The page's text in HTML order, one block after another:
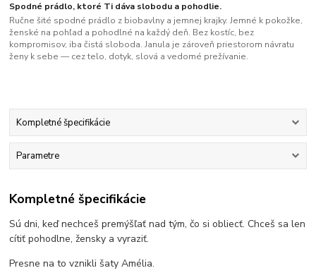
Spodné prádlo, ktoré Ti dáva slobodu a pohodlie.
Ručne šité spodné prádlo z biobavlny a jemnej krajky. Jemné k pokožke,
ženské na pohľad a pohodlné na každý deň. Bez kostíc, bez
kompromisov, iba čistá sloboda. Janula je zároveň priestorom návratu
ženy k sebe — cez telo, dotyk, slová a vedomé prežívanie.
Kompletné špecifikácie
Parametre
Kompletné špecifikácie
Sú dni, keď nechceš premýšľať nad tým, čo si obliecť. Chceš sa len
cítiť pohodlne, žensky a vyraziť.
Presne na to vznikli šaty Amélia.